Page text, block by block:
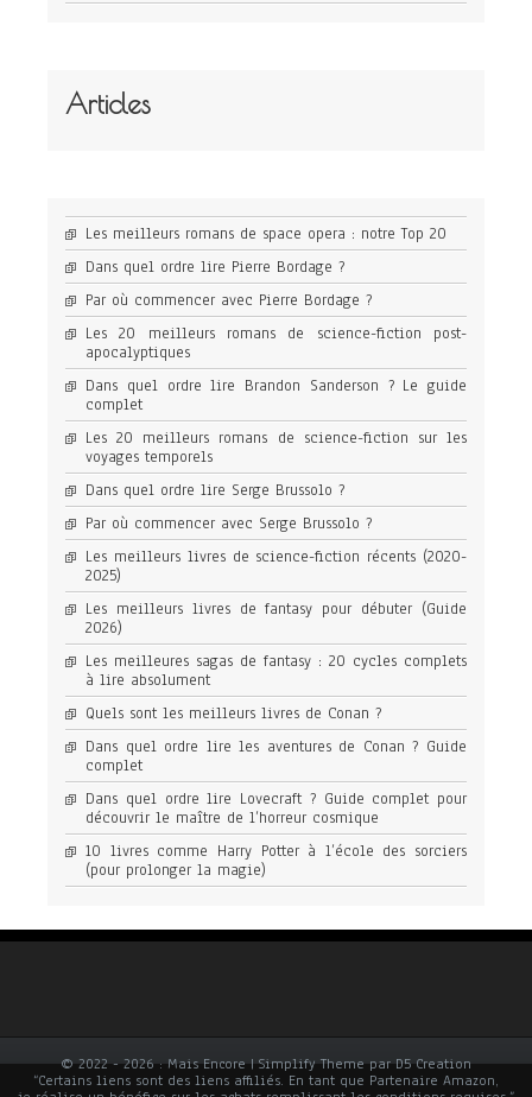
Articles
Les meilleurs romans de space opera : notre Top 20
Dans quel ordre lire Pierre Bordage ?
Par où commencer avec Pierre Bordage ?
Les 20 meilleurs romans de science-fiction post-
apocalyptiques
Dans quel ordre lire Brandon Sanderson ? Le guide
complet
Les 20 meilleurs romans de science-fiction sur les
voyages temporels
Dans quel ordre lire Serge Brussolo ?
Par où commencer avec Serge Brussolo ?
Les meilleurs livres de science-fiction récents (2020-
2025)
Les meilleurs livres de fantasy pour débuter (Guide
2026)
Les meilleures sagas de fantasy : 20 cycles complets
à lire absolument
Quels sont les meilleurs livres de Conan ?
Dans quel ordre lire les aventures de Conan ? Guide
complet
Dans quel ordre lire Lovecraft ? Guide complet pour
découvrir le maître de l’horreur cosmique
10 livres comme Harry Potter à l’école des sorciers
(pour prolonger la magie)
© 2022 - 2026 : Mais Encore | Simplify Theme par D5 Creation
“Certains liens sont des liens affiliés. En tant que Partenaire Amazon,